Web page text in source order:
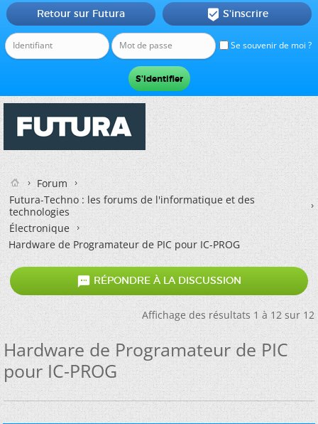
Se souvenir de moi ?
Retour sur Futura  S'inscrire
Forum
Futura-Techno : les forums de l'informatique et des
technologies
Électronique
Hardware de Programateur de PIC pour IC-PROG
 RÉPONDRE À LA DISCUSSION
Affichage des résultats 1 à 12 sur 12
Hardware de Programateur de PIC
pour IC-PROG